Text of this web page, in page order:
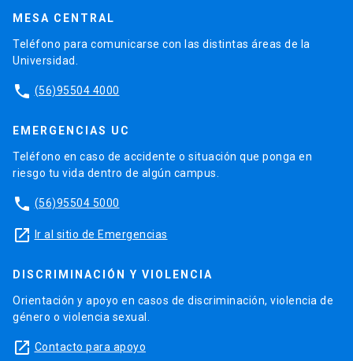
MESA CENTRAL
Teléfono para comunicarse con las distintas áreas de la
Universidad.
phone (56)95504 4000
EMERGENCIAS UC
Teléfono en caso de accidente o situación que ponga en
riesgo tu vida dentro de algún campus.
phone (56)95504 5000
launch Ir al sitio de Emergencias
DISCRIMINACIÓN Y VIOLENCIA
Orientación y apoyo en casos de discriminación, violencia de
género o violencia sexual.
launch Contacto para apoyo